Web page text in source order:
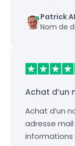
Patrick
Nom de
Achat d’un
Achat d’un
adresse
informations